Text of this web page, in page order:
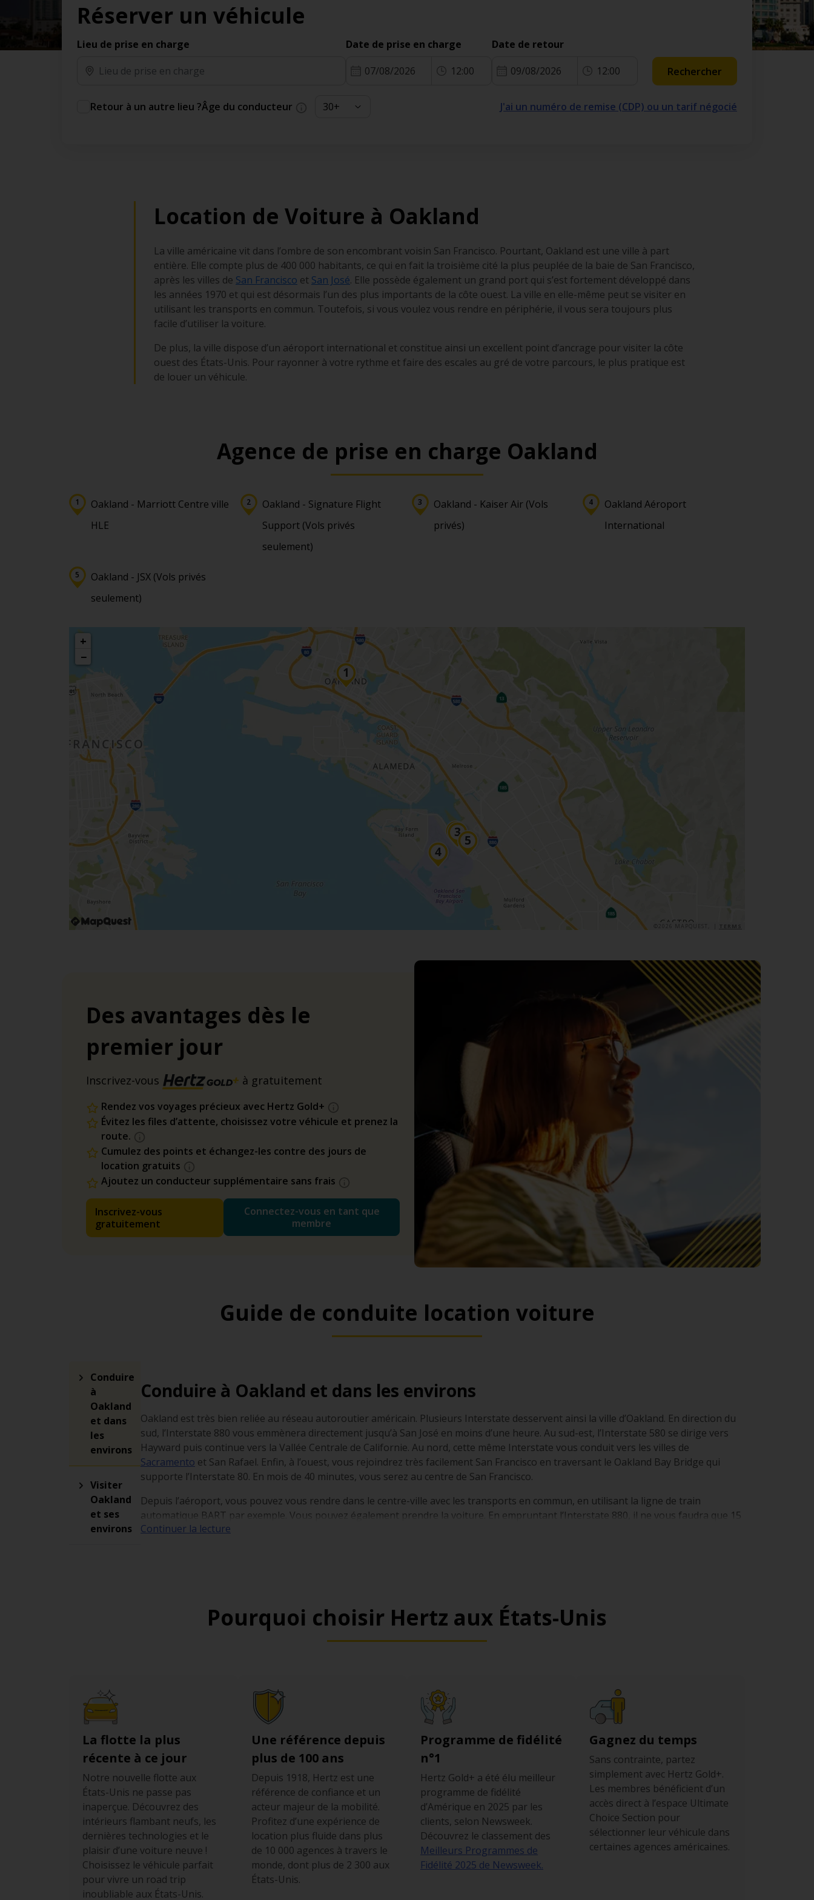
des jours gratuits.*
Ajout gratuit du partenaire comme conducteur
additionnel
supplémentaires.
Réserver un véhicule
Lieu de prise en charge Date de prise en charge
07/08/2026 12:00
Date de retour
09/08/2026 12:00 Rechercher
Retour à un autre lieu ?Âge du conducteur J'ai un numéro de remise (CDP) ou un tarif négocié
Location de Voiture à Oakland
La ville américaine vit dans l’ombre de son encombrant voisin San Francisco. Pourtant, Oakland est une ville à part
entière. Elle compte plus de 400 000 habitants, ce qui en fait la troisième cité la plus peuplée de la baie de San Francisco,
après les villes de San Francisco et San José. Elle possède également un grand port qui s’est fortement développé dans
les années 1970 et qui est désormais l’un des plus importants de la côte ouest. La ville en elle-même peut se visiter en
utilisant les transports en commun. Toutefois, si vous voulez vous rendre en périphérie, il vous sera toujours plus
facile d’utiliser la voiture.
De plus, la ville dispose d’un aéroport international et constitue ainsi un excellent point d’ancrage pour visiter la côte
ouest des États-Unis. Pour rayonner à votre rythme et faire des escales au gré de votre parcours, le plus pratique est
de louer un véhicule.
Agence de prise en charge Oakland
Oakland - Marriott Centre ville
HLE
Oakland - Signature Flight
Support (Vols privés
seulement)
Oakland - Kaiser Air (Vols
privés)
Oakland Aéroport
International
Oakland - JSX (Vols privés
seulement)
+
−
Des avantages dès le
premier jour
Inscrivez-vous à gratuitement
Rendez vos voyages précieux avec Hertz Gold+
Évitez les files d’attente, choisissez votre véhicule et prenez la
route.
Cumulez des points et échangez-les contre des jours de
location gratuits
Ajoutez un conducteur supplémentaire sans frais
Inscrivez-vous
gratuitement
Connectez-vous en tant que
membre
Guide de conduite location voiture
Conduire
à
Oakland
et dans
les
environs
Visiter
Oakland
et ses
environs
Conduire à Oakland et dans les environs
Oakland est très bien reliée au réseau autoroutier américain. Plusieurs Interstate desservent ainsi la ville d’Oakland. En direction du
sud, l’Interstate 880 vous emmènera directement jusqu’à San José en moins d’une heure. Au sud-est, l’Interstate 580 se dirige vers
Hayward puis continue vers la Vallée Centrale de Californie. Au nord, cette même Interstate vous conduit vers les villes de
Sacramento et San Rafael. Enfin, à l’ouest, vous rejoindrez très facilement San Francisco en traversant le Oakland Bay Bridge qui
supporte l’Interstate 80. En mois de 40 minutes, vous serez au centre de San Francisco.
Depuis l’aéroport, vous pouvez vous rendre dans le centre-ville avec les transports en commun, en utilisant la ligne de train
automatique BART par exemple. Vous pouvez également prendre la voiture. En empruntant l’Interstate 880, il ne vous faudra que 15
minutes.
Aux États-Unis, les limitations de vitesse sont exprimées en miles par heure, ce qui représente la principale difficulté pour conduire si
vous n’y êtes pas habitué. Même si le compteur de vitesse est également gradué en miles par heure, il est toujours judicieux que
Sur autoroute : 105 km/h (65 mph) ou 112 km/h (70 mph) suivant les zones,
Routes à deux voies : 90 km/h (55 mph),
En ville : 55 km/h (35 mph) ou 40 km/h (25 mph) dans des zones spécifiques comme à proximité d’une école ou dans une zone
résidentielle.
Continuer la lecture
Pourquoi choisir Hertz aux États-Unis
La flotte la plus
récente à ce jour
Notre nouvelle flotte aux
États-Unis ne passe pas
inaperçue. Découvrez des
intérieurs flambant neufs, les
dernières technologies et le
plaisir d’une voiture neuve !
Choisissez le véhicule parfait
pour vivre un road trip
inoubliable aux États-Unis.
Une référence depuis
plus de 100 ans
Depuis 1918, Hertz est une
référence de confiance et un
acteur majeur de la mobilité.
Profitez d’une expérience de
location plus fluide dans plus
de 10 000 agences à travers le
monde, dont plus de 2 300 aux
États-Unis.
Programme de fidélité
n°1
Hertz Gold+ a été élu meilleur
programme de fidélité
d’Amérique en 2025 par les
clients, selon Newsweek.
Découvrez le classement des
Meilleurs Programmes de
Fidélité 2025 de Newsweek.
Gagnez du temps
Sans contrainte, partez
simplement avec Hertz Gold+.
Les membres bénéficient d’un
accès direct à l’espace Ultimate
Choice Section pour
sélectionner leur véhicule dans
certaines agences américaines.